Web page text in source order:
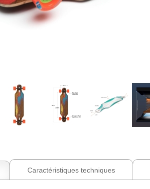
Caractéristiques techniques